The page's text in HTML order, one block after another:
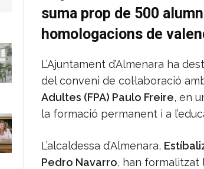
suma prop de 500
homologacions de
L’Ajuntament d’Almenara ha
del conveni de col·laboració
Adultes (FPA) Paulo Freire, en
la formació permanent i a
L’alcaldessa d’Almenara,
Pedro Navarro, han formalitzat